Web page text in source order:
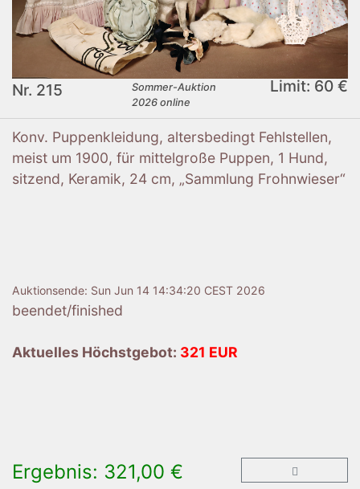
Nr. 215
Sommer-Auktion
2026 online
Limit: 60 €
Konv. Puppenkleidung, altersbedingt Fehlstellen,
meist um 1900, für mittelgroße Puppen, 1 Hund,
sitzend, Keramik, 24 cm, „Sammlung Frohnwieser“
Auktionsende: Sun Jun 14 14:34:20 CEST 2026
beendet/finished
Aktuelles Höchstgebot: 321 EUR
Ergebnis: 321,00 €